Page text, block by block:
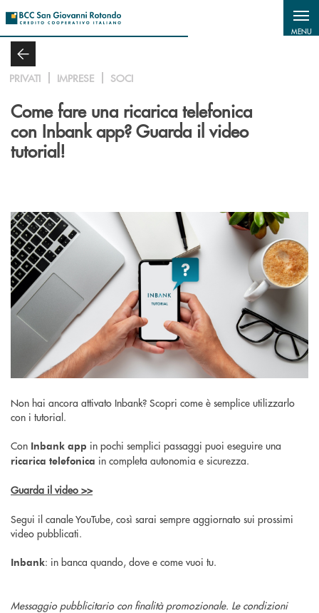
MENU
PRIVATI IMPRESE SOCI
Come fare una ricarica telefonica
con Inbank app? Guarda il video
tutorial!
Non hai ancora attivato Inbank? Scopri come è semplice utilizzarlo
con i tutorial.
Con Inbank app in pochi semplici passaggi puoi eseguire una
ricarica telefonica in completa autonomia e sicurezza.
Guarda il video >>
Segui il canale YouTube, così sarai sempre aggiornato sui prossimi
video pubblicati.
Inbank: in banca quando, dove e come vuoi tu.
Messaggio pubblicitario con finalità promozionale. Le condizioni